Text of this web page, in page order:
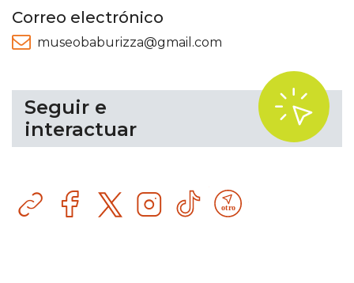
Correo electrónico
museobaburizza@gmail.com
Seguir e
interactuar
.